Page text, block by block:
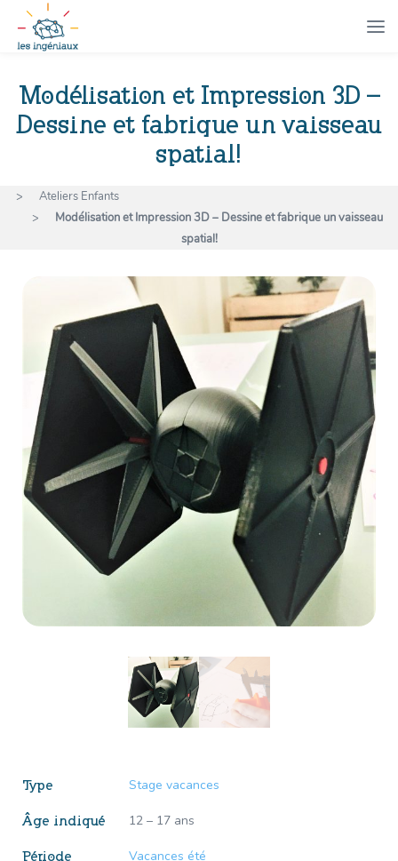
Modélisation et Impression 3D –
Dessine et fabrique un vaisseau
spatial!
>
Ateliers Enfants
>
Modélisation et Impression 3D – Dessine et fabrique un vaisseau
spatial!
Type Stage vacances
Âge indiqué 12 – 17 ans
Période Vacances été